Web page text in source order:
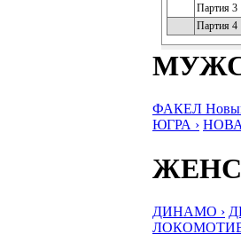
Партия 3
Партия 4
ФАКЕЛ
ЮГРА › НОВА
ДИНАМО ›